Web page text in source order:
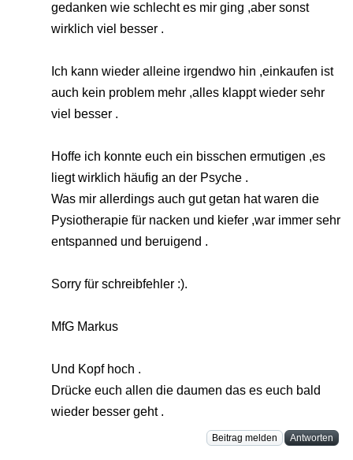
gedanken wie schlecht es mir ging ,aber sonst
wirklich viel besser .
Ich kann wieder alleine irgendwo hin ,einkaufen ist
auch kein problem mehr ,alles klappt wieder sehr
viel besser .
Hoffe ich konnte euch ein bisschen ermutigen ,es
liegt wirklich häufig an der Psyche .
Was mir allerdings auch gut getan hat waren die
Pysiotherapie für nacken und kiefer ,war immer sehr
entspanned und beruigend .
Sorry für schreibfehler :).
MfG Markus
Und Kopf hoch .
Drücke euch allen die daumen das es euch bald
wieder besser geht .
Beitrag melden Antworten